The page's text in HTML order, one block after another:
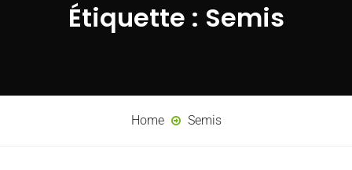
Étiquette : Semis
Home Semis